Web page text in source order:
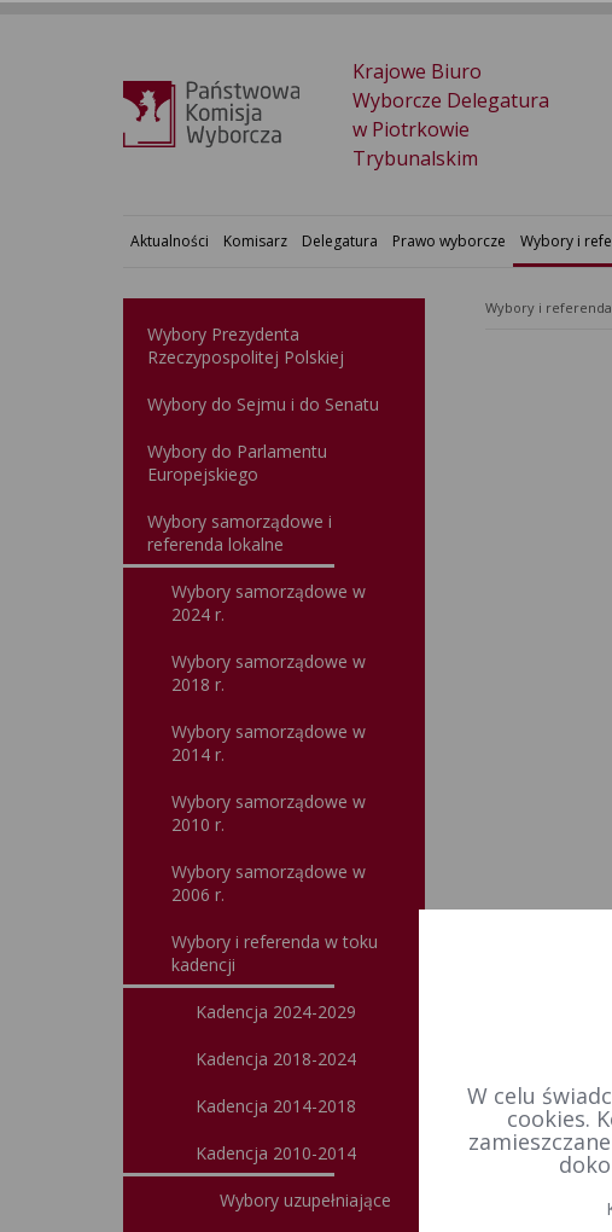
Krajowe Biuro
Wyborcze Delegatura
w Piotrkowie
Trybunalskim
Aktualności Komisarz Delegatura Prawo wyborcze Wybory i
Wybory Prezydenta
Rzeczypospolitej Polskiej
Wybory do Sejmu i do Senatu
Wybory do Parlamentu
Europejskiego
Wybory samorządowe i
referenda lokalne
Wybory samorządowe w
2024 r.
Wybory samorządowe w
2018 r.
Wybory samorządowe w
2014 r.
Wybory samorządowe w
2010 r.
Wybory samorządowe w
2006 r.
Wybory i referenda w toku
kadencji
Kadencja 2024-2029
Kadencja 2018-2024
Kadencja 2014-2018
Kadencja 2010-2014
Wybory uzupełniające
Wybory i referenda
W celu
cookies.